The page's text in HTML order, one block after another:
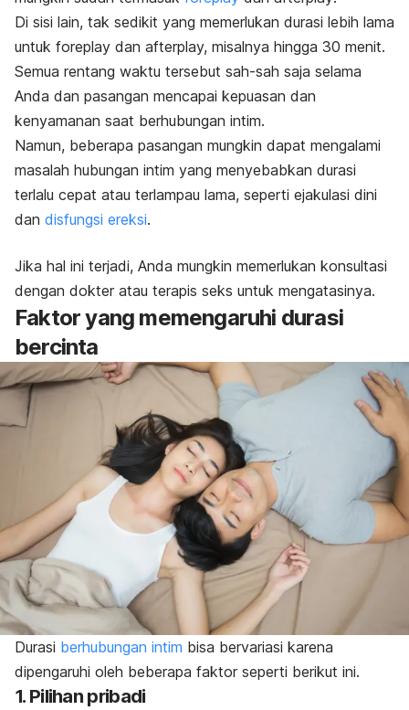
Di sisi lain, tak sedikit yang memerlukan durasi lebih lama
untuk foreplay dan afterplay, misalnya hingga 30 menit.
Semua rentang waktu tersebut sah-sah saja selama
Anda dan pasangan mencapai kepuasan dan
kenyamanan saat berhubungan intim.
Namun, beberapa pasangan mungkin dapat mengalami
masalah hubungan intim yang menyebabkan durasi
terlalu cepat atau terlampau lama, seperti ejakulasi dini
dan disfungsi ereksi.
Jika hal ini terjadi, Anda mungkin memerlukan konsultasi
dengan dokter atau terapis seks untuk mengatasinya.
Faktor yang memengaruhi durasi
bercinta
Durasi berhubungan intim bisa bervariasi karena
dipengaruhi oleh beberapa faktor seperti berikut ini.
1. Pilihan pribadi